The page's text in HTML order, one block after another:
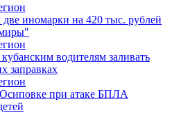
иномарки на 420 тыс. рублей
водителям заливать
заправках
при атаке БПЛА